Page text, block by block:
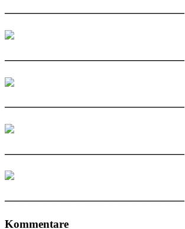
————————————————
————————————————
————————————————
————————————————
————————————————
Kommentare